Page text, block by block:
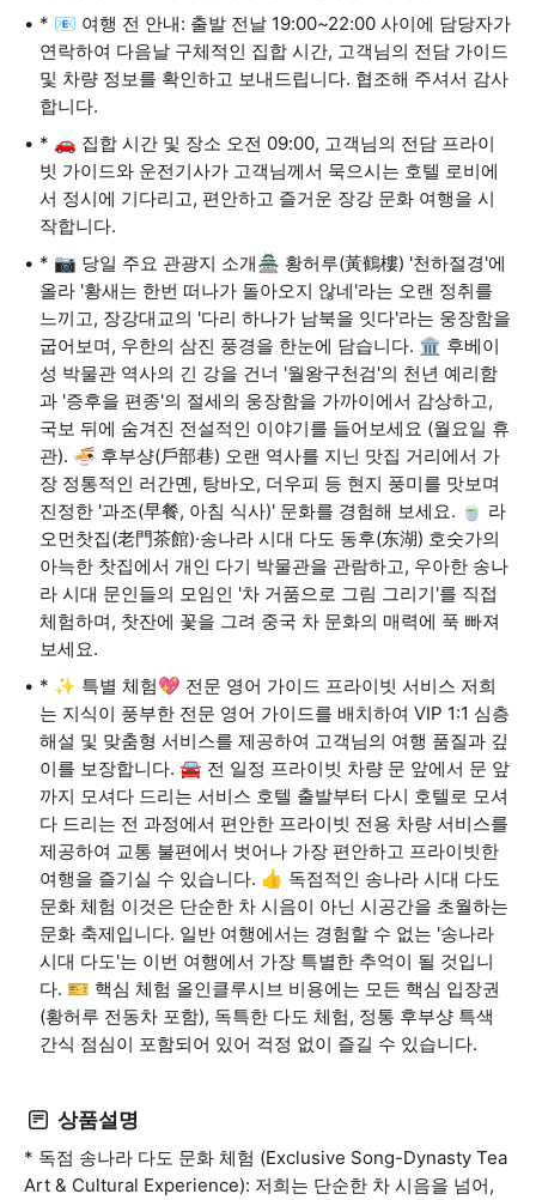
* 📧 여행 전 안내: 출발 전날 19:00~22:00 사이에 담당자가
연락하여 다음날 구체적인 집합 시간, 고객님의 전담 가이드
및 차량 정보를 확인하고 보내드립니다. 협조해 주셔서 감사
합니다.
* 🚗 집합 시간 및 장소 오전 09:00, 고객님의 전담 프라이
빗 가이드와 운전기사가 고객님께서 묵으시는 호텔 로비에
서 정시에 기다리고, 편안하고 즐거운 장강 문화 여행을 시
작합니다.
* 📷 당일 주요 관광지 소개🏯 황허루(黃鶴樓) '천하절경'에
올라 '황새는 한번 떠나가 돌아오지 않네'라는 오랜 정취를
느끼고, 장강대교의 '다리 하나가 남북을 잇다'라는 웅장함을
굽어보며, 우한의 삼진 풍경을 한눈에 담습니다. 🏛️ 후베이
성 박물관 역사의 긴 강을 건너 '월왕구천검'의 천년 예리함
과 '증후을 편종'의 절세의 웅장함을 가까이에서 감상하고,
국보 뒤에 숨겨진 전설적인 이야기를 들어보세요 (월요일 휴
관). 🍜 후부샹(戶部巷) 오랜 역사를 지닌 맛집 거리에서 가
장 정통적인 러간몐, 탕바오, 더우피 등 현지 풍미를 맛보며
진정한 '과조(早餐, 아침 식사)' 문화를 경험해 보세요. 🍵 라
오먼찻집(老門茶館)·송나라 시대 다도 동후(东湖) 호숫가의
아늑한 찻집에서 개인 다기 박물관을 관람하고, 우아한 송나
라 시대 문인들의 모임인 '차 거품으로 그림 그리기'를 직접
체험하며, 찻잔에 꽃을 그려 중국 차 문화의 매력에 푹 빠져
보세요.
* ✨ 특별 체험💖 전문 영어 가이드 프라이빗 서비스 저희
는 지식이 풍부한 전문 영어 가이드를 배치하여 VIP 1:1 심층
해설 및 맞춤형 서비스를 제공하여 고객님의 여행 품질과 깊
이를 보장합니다. 🚘 전 일정 프라이빗 차량 문 앞에서 문 앞
까지 모셔다 드리는 서비스 호텔 출발부터 다시 호텔로 모셔
다 드리는 전 과정에서 편안한 프라이빗 전용 차량 서비스를
제공하여 교통 불편에서 벗어나 가장 편안하고 프라이빗한
여행을 즐기실 수 있습니다. 👍 독점적인 송나라 시대 다도
문화 체험 이것은 단순한 차 시음이 아닌 시공간을 초월하는
문화 축제입니다. 일반 여행에서는 경험할 수 없는 '송나라
시대 다도'는 이번 여행에서 가장 특별한 추억이 될 것입니
다. 🎫 핵심 체험 올인클루시브 비용에는 모든 핵심 입장권
(황허루 전동차 포함), 독특한 다도 체험, 정통 후부샹 특색
간식 점심이 포함되어 있어 걱정 없이 즐길 수 있습니다.
상품설명
* 독점 송나라 다도 문화 체험 (Exclusive Song-Dynasty Tea
Art & Cultural Experience): 저희는 단순한 차 시음을 넘어,